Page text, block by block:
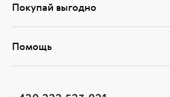
Покупай выгодно
Помощь